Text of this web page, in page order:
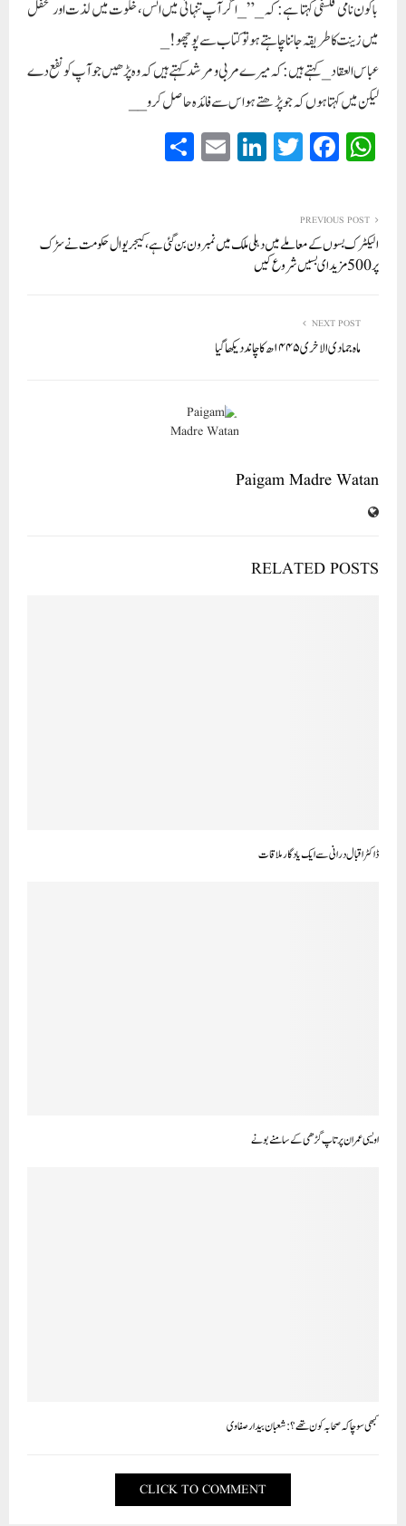
باکون نامی فلسفی کہتا ہے: کہ_” _اگر آپ تنہائی میں انس، خلوت میں لذت اور محفل
میں زینت کا طریقہ جاننا چاہتے ہو تو کتاب سے پوچھو!_
عباس العقاد _کہتے ہیں: کہ میرے مربی و مرشد کہتے ہیں کہ وہ پڑھیں جو آپ کو نفع دے
لیکن میں کہتا ہوں کہ جو پڑھتے ہواس سے فائدہ حاصل کرو__
W
ha
A
pp
Fa
ce
ok
T
wi
r
Li
nk
In
E
m
PREVIOUS POST
الیکٹرک بسوں کے معاملے میں دہلی ملک میں نمبر ون بن گئی ہے، کیجریوال حکومت نے سڑک
پر 500 مزید ای بسیں شروع کیں
NEXT POST
ماہ جمادی الاخری ۱۴۴۵ھ کا چاند دیکھا گیا
Paigam Madre Watan
RELATED POSTS
ڈاکٹر اقبال درانی سے ایک یادگار ملاقات
اویسی عمران پرتاپ گڑھی کے سامنے بونے
کبھی سوچا کہ صحابہ کون تھے؟ : شعبان بیدار صفاوی
CLICK TO COMMENT